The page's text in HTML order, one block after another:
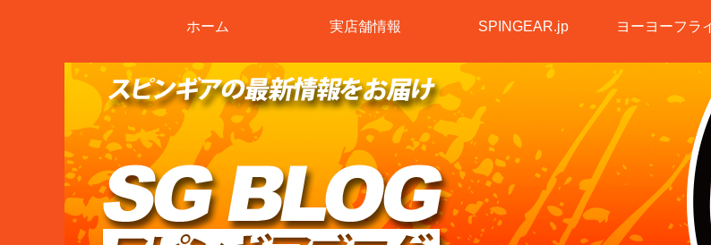
ホーム 実店舗情報 SPINGEAR.jp ヨーヨーフラ